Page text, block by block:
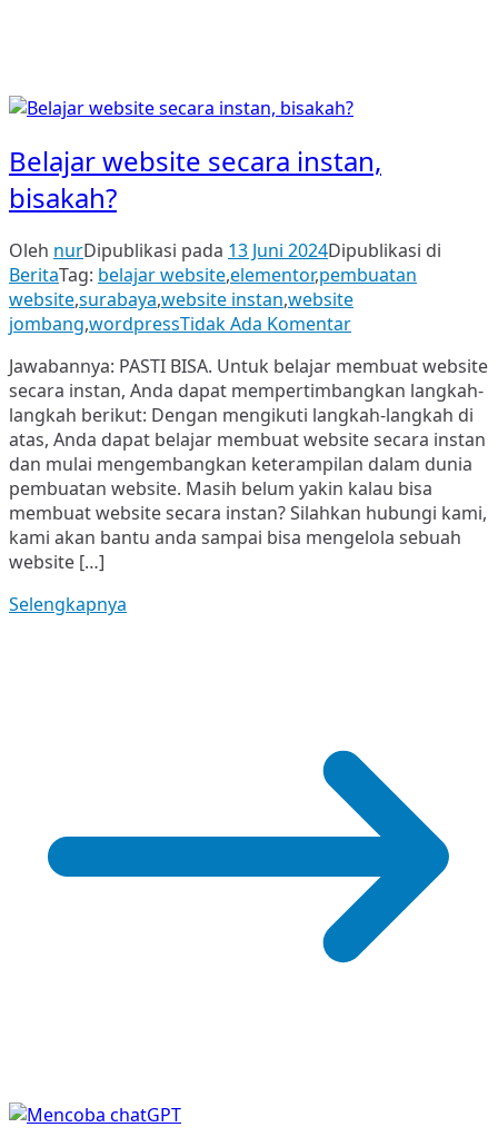
Belajar website secara instan,
bisakah?
Oleh nurDipublikasi pada 13 Juni 2024Dipublikasi di
BeritaTag: belajar website,elementor,pembuatan
website,surabaya,website instan,website
jombang,wordpressTidak Ada Komentarpada
website
secara
instan,
bisakah?
Jawabannya: PASTI BISA. Untuk belajar membuat website
secara instan, Anda dapat mempertimbangkan langkah-
langkah berikut: Dengan mengikuti langkah-langkah di
atas, Anda dapat belajar membuat website secara instan
dan mulai mengembangkan keterampilan dalam dunia
pembuatan website. Masih belum yakin kalau bisa
membuat website secara instan? Silahkan hubungi kami,
kami akan bantu anda sampai bisa mengelola sebuah
website […]
Selengkapnya